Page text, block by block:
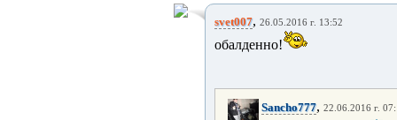
svet007, 26.05.2016 г. 13:52
обалденно!
Sancho777, 22.06.2016 г.